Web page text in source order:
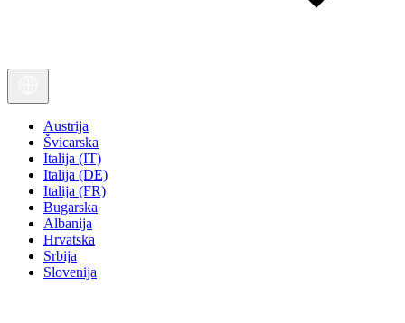
Austrija
Švicarska
Italija (IT)
Italija (DE)
Italija (FR)
Bugarska
Albanija
Hrvatska
Srbija
Slovenija